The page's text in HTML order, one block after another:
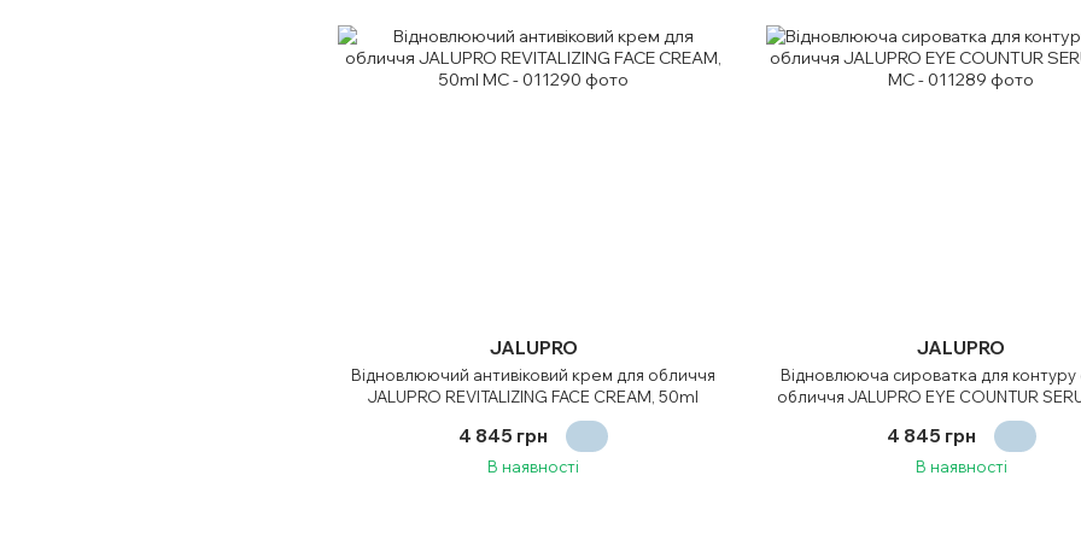
JALUPRO
Відновлюючий антивіковий крем для обличчя
JALUPRO REVITALIZING FACE CREAM, 50ml
4 845 грн
В наявності
JALUPRO
Відновлююча сироватка для контуру
обличчя JALUPRO EYE COUNTUR
4 845 грн
В наявності